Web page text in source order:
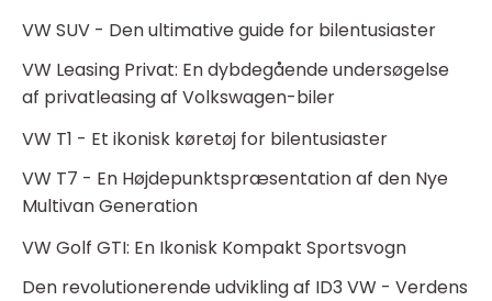
VW SUV - Den ultimative guide for bilentusiaster
VW Leasing Privat: En dybdegående undersøgelse
af privatleasing af Volkswagen-biler
VW T1 - Et ikonisk køretøj for bilentusiaster
VW T7 - En Højdepunktspræsentation af den Nye
Multivan Generation
VW Golf GTI: En Ikonisk Kompakt Sportsvogn
Den revolutionerende udvikling af ID3 VW - Verdens